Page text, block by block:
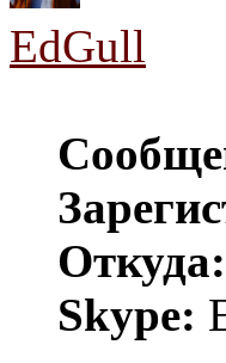
EdGull
Откуда:
Skype: